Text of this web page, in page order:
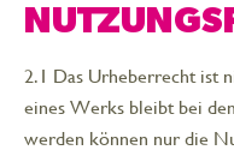
2.1 Das Urheberrecht ist
eines Werks bleibt bei
werden können nur die